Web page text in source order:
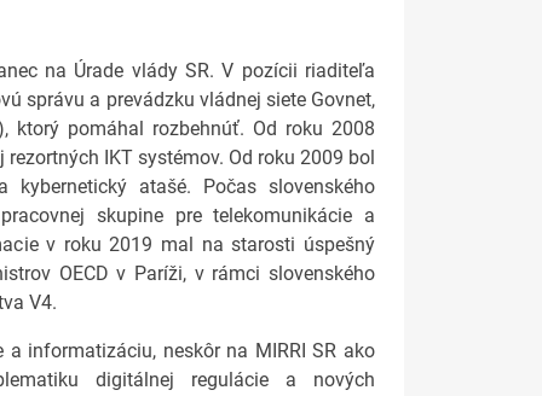
na Úrade vlády SR. V pozícii riaditeľa
správu a prevádzku vládnej siete Govnet,
ktorý pomáhal rozbehnúť. Od roku 2008
IKT systémov. Od roku 2009 bol
atašé. Počas slovenského
skupine pre telekomunikácie a
v roku 2019 mal na starosti úspešný
OECD v Paríži, v rámci slovenského
V4.
informatizáciu, neskôr na MIRRI SR ako
digitálnej regulácie a nových